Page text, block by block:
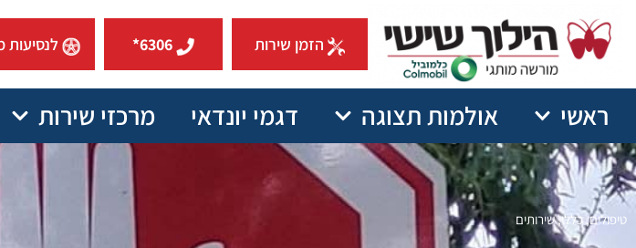
הזמן שירות 6306* לנסיעות
ראשי אולמות תצוגה דגמי יונדאי מרכזי שירות
טיפולים,כללי,שירותים